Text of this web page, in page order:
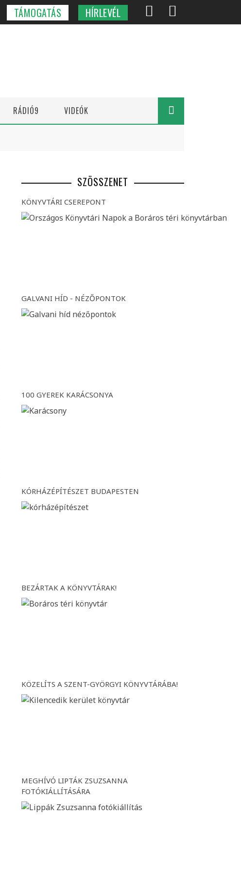
TÁMOGATÁS HÍRLEVÉL
RÁDIÓ9 VIDEÓK
SZÖSSZENET
KÖNYVTÁRI CSEREPONT
GALVANI HÍD - NÉZŐPONTOK
100 GYEREK KARÁCSONYA
KÓRHÁZÉPÍTÉSZET BUDAPESTEN
BEZÁRTAK A KÖNYVTÁRAK!
KÖZELÍTS A SZENT-GYÖRGYI KÖNYVTÁRÁBA!
MEGHÍVÓ LIPTÁK ZSUZSANNA
FOTÓKIÁLLÍTÁSÁRA